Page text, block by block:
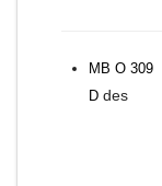
MB O 309
D des